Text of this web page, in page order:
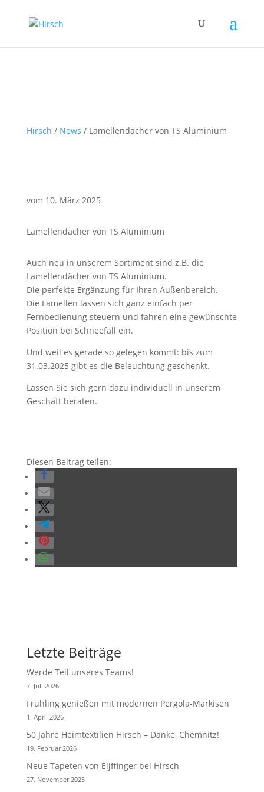
Hirsch / News / Lamellendächer von TS Aluminium
vom 10. März 2025
Lamellendächer von TS Aluminium
Auch neu in unserem Sortiment sind z.B. die
Lamellendächer von TS Aluminium.
Die perfekte Ergänzung für Ihren Außenbereich.
Die Lamellen lassen sich ganz einfach per
Fernbedienung steuern und fahren eine gewünschte
Position bei Schneefall ein.
Und weil es gerade so gelegen kommt: bis zum
31.03.2025 gibt es die Beleuchtung geschenkt.
Lassen Sie sich gern dazu individuell in unserem
Geschäft beraten.
Diesen Beitrag teilen:
Letzte Beiträge
Werde Teil unseres Teams!
7. Juli 2026
Frühling genießen mit modernen Pergola-Markisen
1. April 2026
50 Jahre Heimtextilien Hirsch – Danke, Chemnitz!
19. Februar 2026
Neue Tapeten von Eijffinger bei Hirsch
27. November 2025